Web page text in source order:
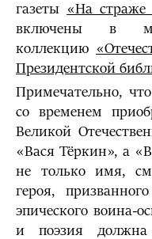
газеты «На страже
включены в
коллекцию
Президентской
Примечательно,
со временем
Великой
«Вася Тёркин», а
не только имя,
героя,
эпического воина-
и поэзия